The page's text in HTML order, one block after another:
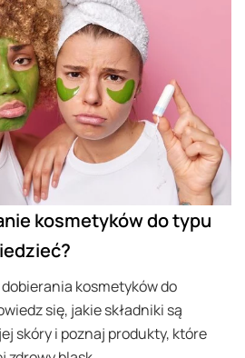
kosmetyków do typu
kosmetyków do
się, jakie składniki są
skóry i poznaj produkty, które